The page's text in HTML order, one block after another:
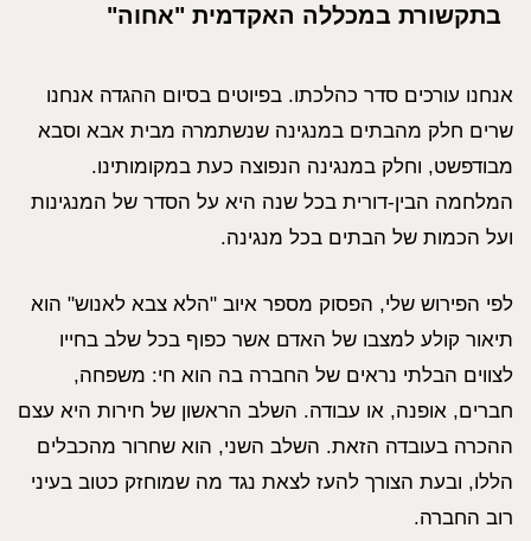
בתקשורת במכללה האקדמית "אחוה"
אנחנו עורכים סדר כהלכתו. בפיוטים בסיום ההגדה אנחנו
שרים חלק מהבתים במנגינה שנשתמרה מבית אבא וסבא
מבודפשט, וחלק במנגינה הנפוצה כעת במקומותינו.
המלחמה הבין-דורית בכל שנה היא על הסדר של המנגינות
ועל הכמות של הבתים בכל מנגינה.
לפי הפירוש שלי, הפסוק מספר איוב "הלא צבא לאנוש" הוא
תיאור קולע למצבו של האדם אשר כפוף בכל שלב בחייו
לצווים הבלתי נראים של החברה בה הוא חי: משפחה,
חברים, אופנה, או עבודה. השלב הראשון של חירות היא עצם
ההכרה בעובדה הזאת. השלב השני, הוא שחרור מהכבלים
הללו, ובעת הצורך להעז לצאת נגד מה שמוחזק כטוב בעיני
רוב החברה.